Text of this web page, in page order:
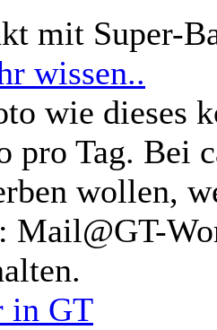
mit Super-
wissen..
wie dieses
pro Tag. Bei
wollen,
Mail@GT-
in GT